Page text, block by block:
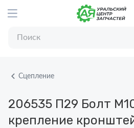
Сцепление
206535 П29 Болт
крепление